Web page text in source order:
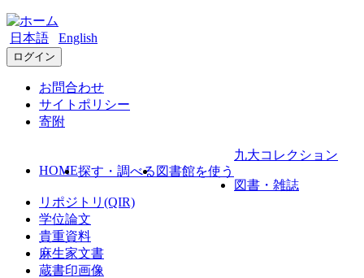
日本語 English
ログイン
お問合わせ
サイトポリシー
寄附
HOME探す・調べる 図書館を使う
九大コレクション
図書・雑誌
リポジトリ(QIR)
学位論文
貴重資料
麻生家文書
蔵書印画像